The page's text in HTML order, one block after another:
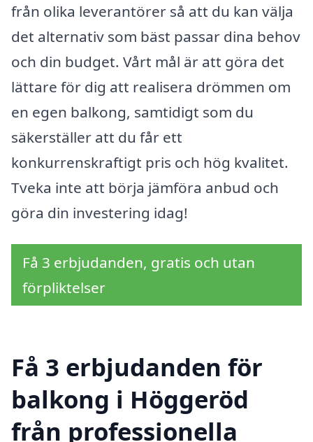
från olika leverantörer så att du kan välja
det alternativ som bäst passar dina behov
och din budget. Vårt mål är att göra det
lättare för dig att realisera drömmen om
en egen balkong, samtidigt som du
säkerställer att du får ett
konkurrenskraftigt pris och hög kvalitet.
Tveka inte att börja jämföra anbud och
göra din investering idag!
Få 3 erbjudanden, gratis och utan
förpliktelser
Få 3 erbjudanden för
balkong i Höggeröd
från professionella